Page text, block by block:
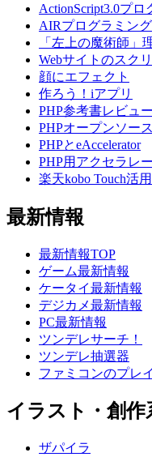
ActionScript3.0プロ
AIRプログラミング
「左上の魔術師」
Webサイトのスク
顔にエフェクト
作ろう！iアプリ
PHP参考書レビュー
PHPオープンソー
PHPとeAccelerator
PHP用アクセラレ
楽天kobo Touch活
最新情報
最新情報TOP
ゲーム最新情報
ケータイ最新情報
デジカメ最新情報
PC最新情報
ツンデレサーチ！
ツンデレ抽選器
ファミコンのプレ
イラスト・創作
ザパイラ